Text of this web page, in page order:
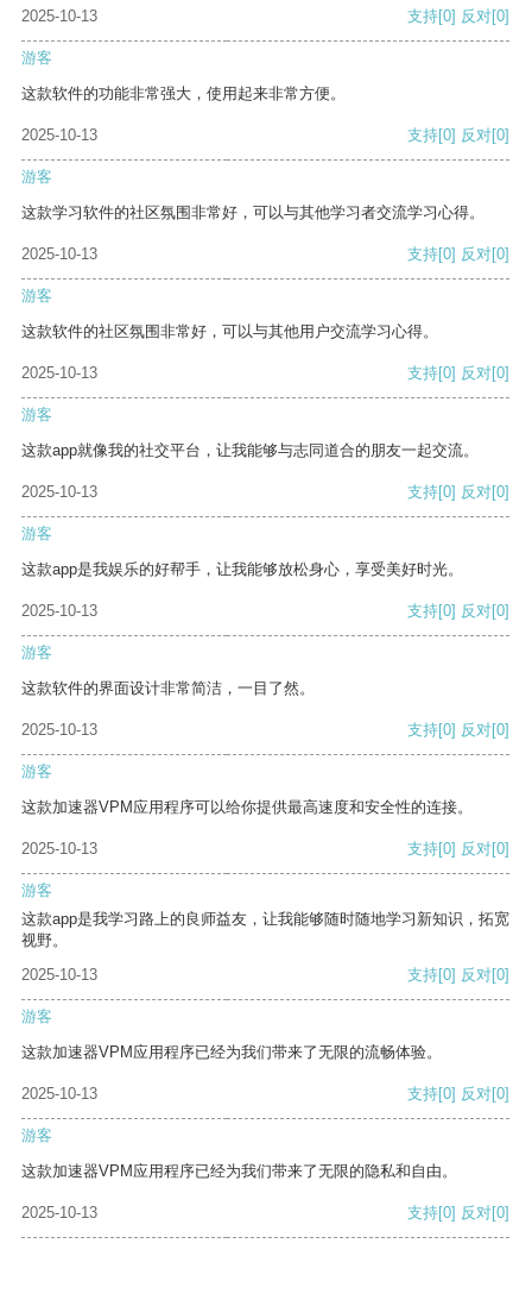
2025-10-13 支持[0] 反对[0]
游客
这款软件的功能非常强大，使用起来非常方便。
2025-10-13 支持[0] 反对[0]
游客
这款学习软件的社区氛围非常好，可以与其他学习者交流学习心得。
2025-10-13 支持[0] 反对[0]
游客
这款软件的社区氛围非常好，可以与其他用户交流学习心得。
2025-10-13 支持[0] 反对[0]
游客
这款app就像我的社交平台，让我能够与志同道合的朋友一起交流。
2025-10-13 支持[0] 反对[0]
游客
这款app是我娱乐的好帮手，让我能够放松身心，享受美好时光。
2025-10-13 支持[0] 反对[0]
游客
这款软件的界面设计非常简洁，一目了然。
2025-10-13 支持[0] 反对[0]
游客
这款加速器VPM应用程序可以给你提供最高速度和安全性的连接。
2025-10-13 支持[0] 反对[0]
游客
这款app是我学习路上的良师益友，让我能够随时随地学习新知识，拓宽
视野。
2025-10-13
支持[0] 反对[0]
游客
这款加速器VPM应用程序已经为我们带来了无限的流畅体验。
2025-10-13 支持[0] 反对[0]
游客
这款加速器VPM应用程序已经为我们带来了无限的隐私和自由。
2025-10-13 支持[0] 反对[0]